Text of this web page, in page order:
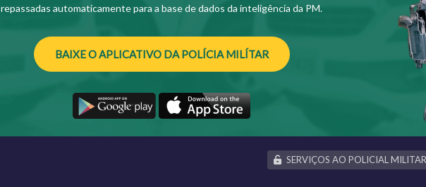
repassadas automaticamente para a base de dados da inteligência da PM.
BAIXE O APLICATIVO DA POLÍCIA MILÍTAR
SERVIÇOS AO POLICIAL MILITAR